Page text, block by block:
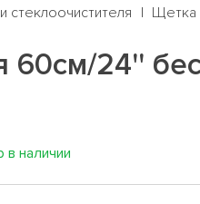
стеклоочистителя Щетка
24''
в наличии